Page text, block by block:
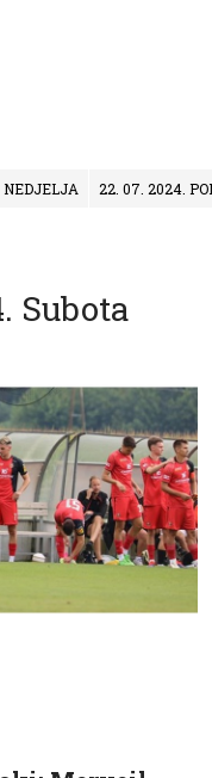
NEDJELJA 22. 07. 2024.
Subota